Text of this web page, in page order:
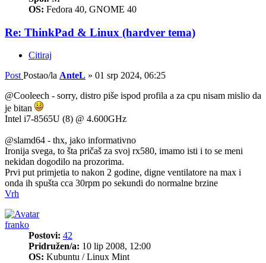
OS: Fedora 40, GNOME 40
Re: ThinkPad & Linux (hardver tema)
Citiraj
Post Postao/la AnteL » 01 srp 2024, 06:25
@Cooleech - sorry, distro piše ispod profila a za cpu nisam mislio da
je bitan
Intel i7-8565U (8) @ 4.600GHz
@slamd64 - thx, jako informativno
Ironija svega, to šta pričaš za svoj rx580, imamo isti i to se meni
nekidan dogodilo na prozorima.
Prvi put primjetia to nakon 2 godine, digne ventilatore na max i
onda ih spušta cca 30rpm po sekundi do normalne brzine
Vrh
franko
Postovi: 42
Pridružen/a: 10 lip 2008, 12:00
OS: Kubuntu / Linux Mint